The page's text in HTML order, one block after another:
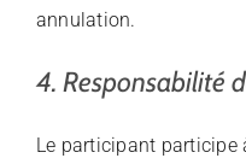
annulation.
4. Responsabilité
Le participant participe